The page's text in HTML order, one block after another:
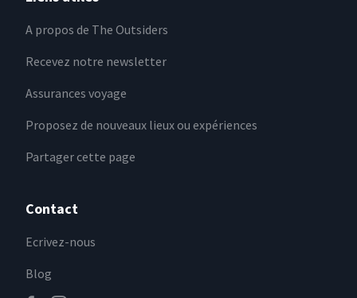
A propos de The Outsiders
Recevez notre newsletter
Assurances voyage
Proposez de nouveaux lieux ou expériences
Partager cette page
Contact
Ecrivez-nous
Blog